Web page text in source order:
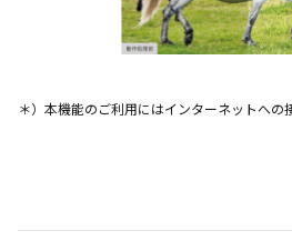
＊）本機能のご利用にはインターネットへの